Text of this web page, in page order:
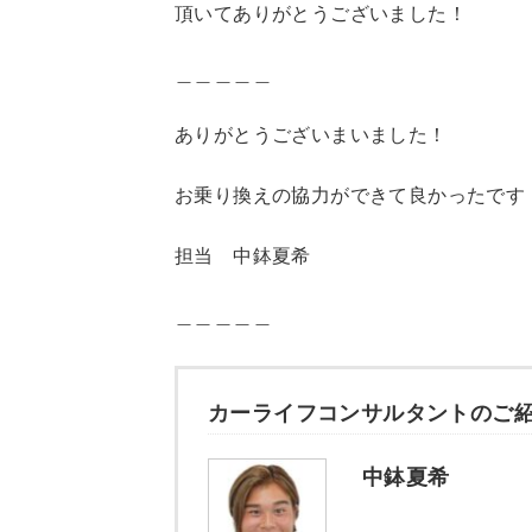
頂いてありがとうございました！
ありがとうございまいました！
お乗り換えの協力ができて良かったです
担当 中鉢夏希
カーライフコンサルタントのご
中鉢夏希